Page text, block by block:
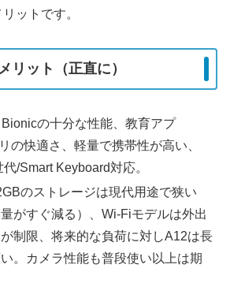
ットです。
リット（正直に）
の十分な性能、教育アプ
の快適さ、軽量で携帯性が高い、
/Smart Keyboard対応。
のストレージは現代用途で狭い
量がすぐ減る）、Wi‑Fiモデルは外出
制限、将来的な負荷に対しA12は長
。カメラ性能も普段使い以上は期